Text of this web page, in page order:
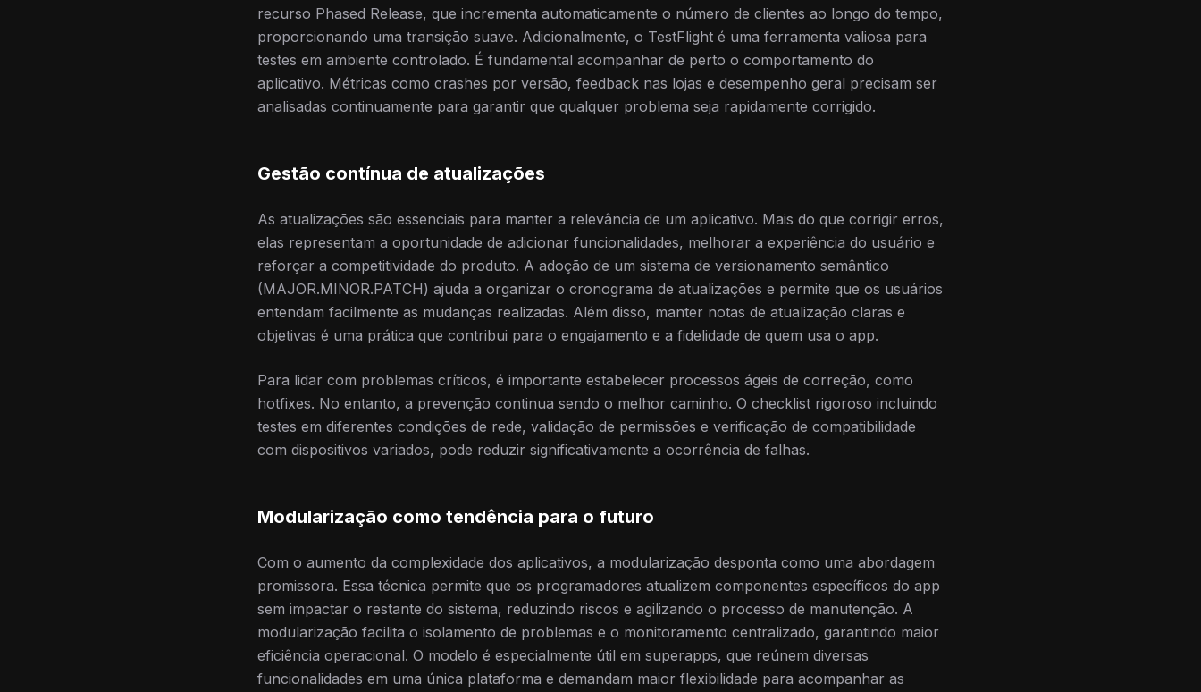
recurso Phased Release, que incrementa automaticamente o número de clientes ao longo do tempo,
proporcionando uma transição suave. Adicionalmente, o TestFlight é uma ferramenta valiosa para
testes em ambiente controlado. É fundamental acompanhar de perto o comportamento do
aplicativo. Métricas como crashes por versão, feedback nas lojas e desempenho geral precisam ser
analisadas continuamente para garantir que qualquer problema seja rapidamente corrigido.
Gestão contínua de atualizações
As atualizações são essenciais para manter a relevância de um aplicativo. Mais do que corrigir erros,
elas representam a oportunidade de adicionar funcionalidades, melhorar a experiência do usuário e
reforçar a competitividade do produto. A adoção de um sistema de versionamento semântico
(MAJOR.MINOR.PATCH) ajuda a organizar o cronograma de atualizações e permite que os usuários
entendam facilmente as mudanças realizadas. Além disso, manter notas de atualização claras e
objetivas é uma prática que contribui para o engajamento e a fidelidade de quem usa o app.
Para lidar com problemas críticos, é importante estabelecer processos ágeis de correção, como
hotfixes. No entanto, a prevenção continua sendo o melhor caminho. O checklist rigoroso incluindo
testes em diferentes condições de rede, validação de permissões e verificação de compatibilidade
com dispositivos variados, pode reduzir significativamente a ocorrência de falhas.
Modularização como tendência para o futuro
Com o aumento da complexidade dos aplicativos, a modularização desponta como uma abordagem
promissora. Essa técnica permite que os programadores atualizem componentes específicos do app
sem impactar o restante do sistema, reduzindo riscos e agilizando o processo de manutenção. A
modularização facilita o isolamento de problemas e o monitoramento centralizado, garantindo maior
eficiência operacional. O modelo é especialmente útil em superapps, que reúnem diversas
funcionalidades em uma única plataforma e demandam maior flexibilidade para acompanhar as